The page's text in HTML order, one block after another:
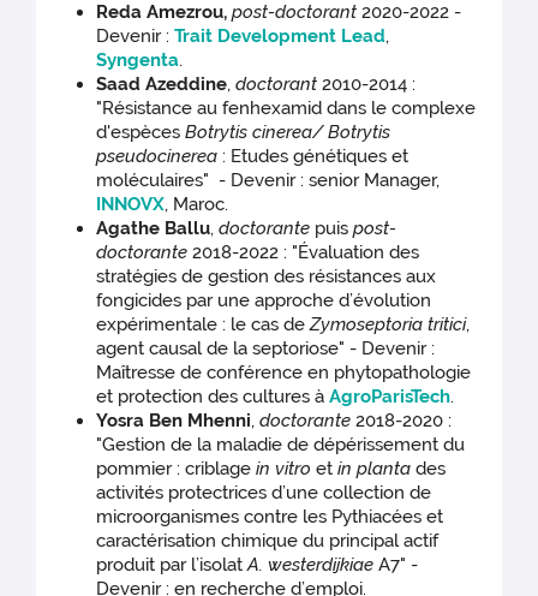
Reda Amezrou,post-doctorant 2020-2022 -
Devenir :Trait Development Lead,
Syngenta.
Saad Azeddine,doctorant2010-2014 :
"Résistance au fenhexamid dans le complexe
d'espècesBotrytis cinerea/ Botrytis
pseudocinerea : Etudes génétiques et
moléculaires" - Devenir : senior Manager,
INNOVX, Maroc.
Agathe Ballu,doctorante puis post-
doctorante 2018-2022 : "Évaluation des
stratégies de gestion des résistances aux
fongicides par une approche d’évolution
expérimentale : le cas deZymoseptoria tritici,
agent causal de la septoriose" - Devenir :
Maîtresse de conférence en phytopathologie
et protection des cultures àAgroParisTech.
Yosra Ben Mhenni,doctorante2018-2020 :
"Gestion de la maladie de dépérissement du
pommier : criblagein vitro etin planta des
activités protectrices d’une collection de
microorganismes contre les Pythiacées et
caractérisation chimique du principal actif
produit par l’isolatA. westerdijkiaeA7" -
Devenir : en recherche d’emploi.